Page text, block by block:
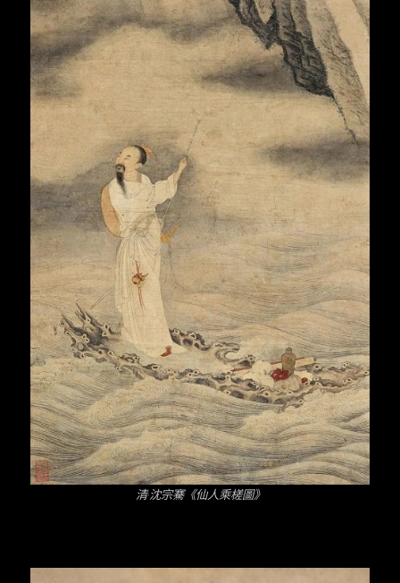
清·沈宗騫《仙人乘槎圖》